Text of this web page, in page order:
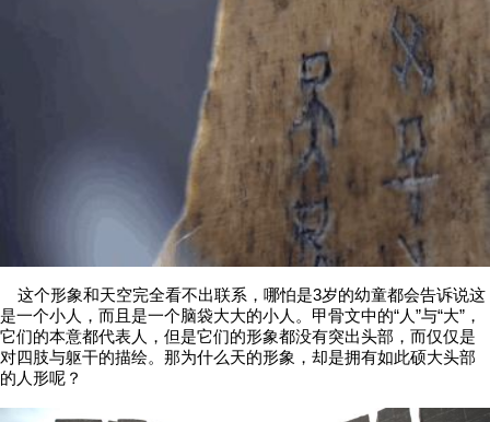
这个形象和天空完全看不出联系，哪怕是3岁的幼童都会告诉说这
是一个小人，而且是一个脑袋大大的小人。甲骨文中的“人”与“大”，
它们的本意都代表人，但是它们的形象都没有突出头部，而仅仅是
对四肢与躯干的描绘。那为什么天的形象，却是拥有如此硕大头部
的人形呢？